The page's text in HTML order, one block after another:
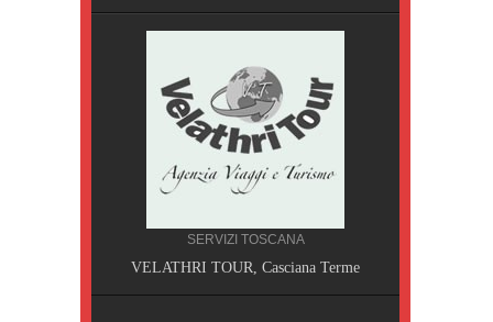
SERVIZI TOSCANA
VELATHRI TOUR, Casciana Terme